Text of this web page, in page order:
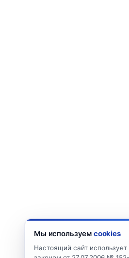
Мы используем cookies
Настоящий сайт